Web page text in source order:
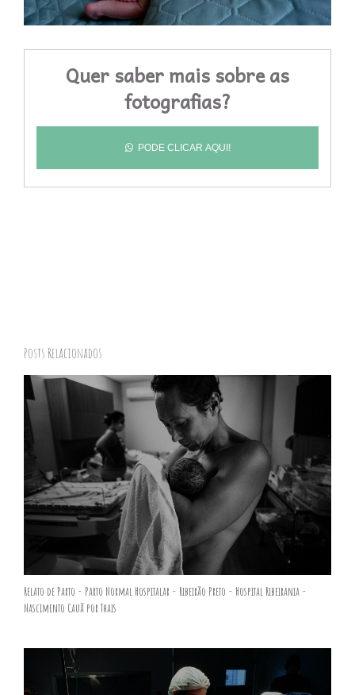
Quer saber mais sobre as
fotografias?
PODE CLICAR AQUI!
Posts Relacionados
Relato de Parto - Parto Normal Hospitalar - Ribeirão Preto - Hospital Ribeirania -
Nascimento Cauã por Thais